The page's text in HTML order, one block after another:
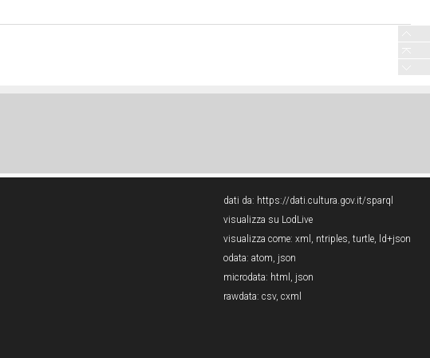
dati da: https://dati.cultura.gov.it/sparql
visualizza su LodLive
visualizza come: xml , ntriples, turtle, ld+json
odata: atom, json
microdata: html , json
rawdata: csv, cxml